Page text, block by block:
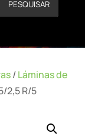
PESQUISAR
/Láminas de
2,5 R/5